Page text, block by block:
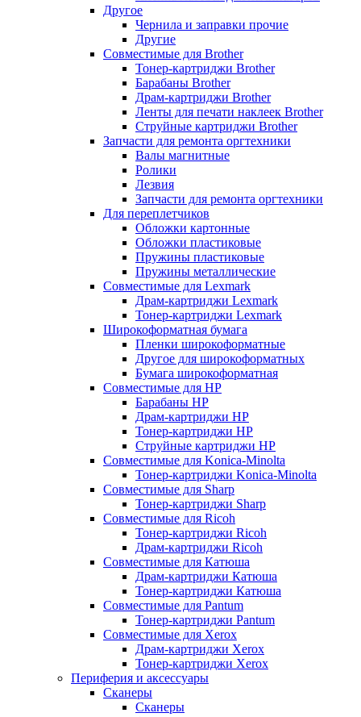
Другое
Чернила и заправки прочие
Другие
Совместимые для Brother
Тонер-картриджи Brother
Барабаны Brother
Драм-картриджи Brother
Ленты для печати наклеек Brother
Струйные картриджи Brother
Запчасти для ремонта оргтехники
Валы магнитные
Ролики
Лезвия
Запчасти для ремонта оргтехники
Для переплетчиков
Обложки картонные
Обложки пластиковые
Пружины пластиковые
Пружины металлические
Совместимые для Lexmark
Драм-картриджи Lexmark
Тонер-картриджи Lexmark
Широкоформатная бумага
Пленки широкоформатные
Другое для широкоформатных
Бумага широкоформатная
Совместимые для HP
Барабаны HP
Драм-картриджи HP
Тонер-картриджи HP
Струйные картриджи HP
Совместимые для Konica-Minolta
Тонер-картриджи Konica-Minolta
Совместимые для Sharp
Тонер-картриджи Sharp
Совместимые для Ricoh
Тонер-картриджи Ricoh
Драм-картриджи Ricoh
Совместимые для Катюша
Драм-картриджи Катюша
Тонер-картриджи Катюша
Совместимые для Pantum
Тонер-картриджи Pantum
Совместимые для Xerox
Драм-картриджи Xerox
Тонер-картриджи Xerox
Периферия и аксессуары
Сканеры
Сканеры